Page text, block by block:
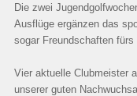
Die zwei
Ausflüge ergänzen das
sogar Freundschaften fürs
Vier aktuelle Clubmeister
unserer guten